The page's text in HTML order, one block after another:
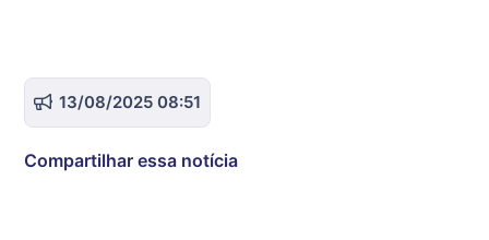
13/08/2025 08:51
Compartilhar essa notícia